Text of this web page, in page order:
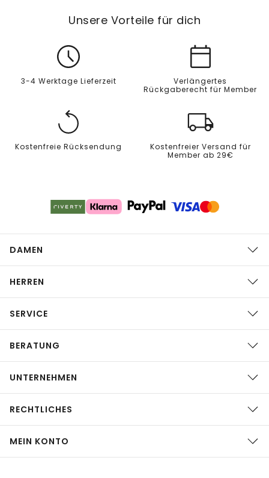
Unsere Vorteile für dich
3-4 Werktage Lieferzeit
Verlängertes
Rückgaberecht für Member
Kostenfreie Rücksendung
Kostenfreier Versand für
Member ab 29€
DAMEN
HERREN
SERVICE
BERATUNG
UNTERNEHMEN
RECHTLICHES
MEIN KONTO